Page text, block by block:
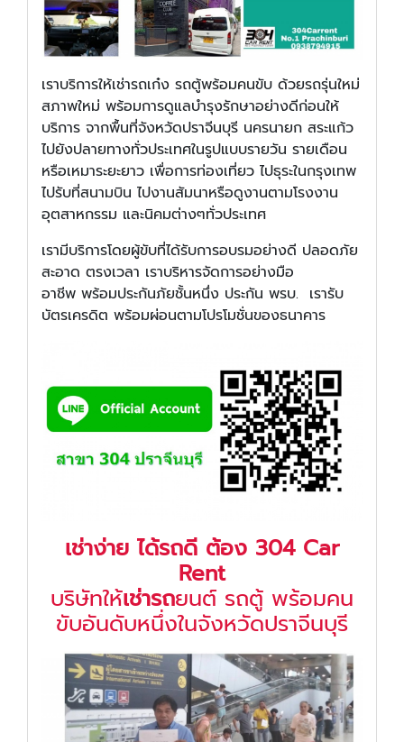
เราบริการให้เช่ารถเก๋ง รถตู้พร้อมคนขับ ด้วยรถรุ่นใหม่
สภาพใหม่ พร้อมการดูแลบำรุงรักษาอย่างดีก่อนให้
บริการ จากพื้นที่จังหวัดปราจีนบุรี นครนายก สระแก้ว
ไปยังปลายทางทั่วประเทศในรูปแบบรายวัน รายเดือน
หรือเหมาระยะยาว เพื่อการท่องเที่ยว ไปธุระในกรุงเทพ
ไปรับที่สนามบิน ไปงานสัมนาหรือดูงานตามโรงงาน
อุตสาหกรรม และนิคมต่างๆทั่วประเทศ
เรามีบริการโดยผู้ขับที่ได้รับการอบรมอย่างดี ปลอดภัย
สะอาด ตรงเวลา เราบริหารจัดการอย่างมือ
อาชีพ พร้อมประกันภัยชั้นหนึ่ง ประกัน พรบ. เรารับ
บัตรเครดิต พร้อมผ่อนตามโปรโมชั่นของธนาคาร
เช่าง่าย ได้รถดี ต้อง 304 Car
Rent
บริษัทให้เช่ารถยนต์ รถตู้ พร้อมคน
ขับอันดับหนึ่งในจังหวัดปราจีนบุรี